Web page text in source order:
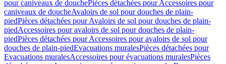
pour caniveaux de douchePièces détachées pour Accessoires pour
caniveaux de doucheAvaloirs de sol pour douches de plain-
piedPièces détachées pour Avaloirs de sol pour douches de plain-
piedAccessoires pour avaloirs de sol pour douches de plain-
piedPièces détachées pour Accessoires pour avaloirs de sol pour
douches de plain-piedEvacuations muralesPièces détachées pour
Evacuations muralesAccessoires pour évacuations muralesPièces